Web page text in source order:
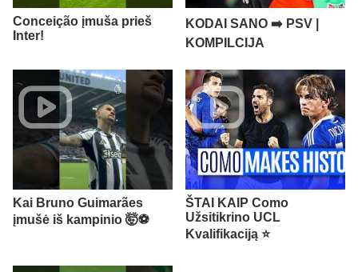
Conceição įmuša prieš
Inter!
KODAI SANO ➡️ PSV |
KOMPILCIJA
Kai Bruno Guimarães
įmušė iš kampinio 🤯⚽️
ŠTAI KAIP Como
Užsitikrino UCL
Kvalifikaciją ⭐